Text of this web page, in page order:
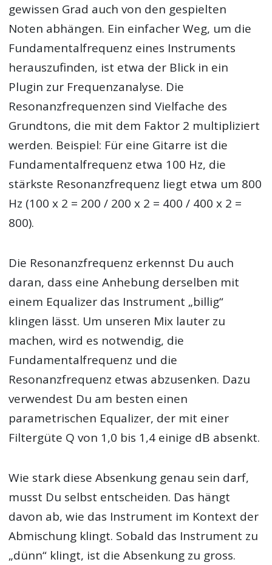
gewissen Grad auch von den gespielten
Noten abhängen. Ein einfacher Weg, um die
Fundamentalfrequenz eines Instruments
herauszufinden, ist etwa der Blick in ein
Plugin zur Frequenzanalyse. Die
Resonanzfrequenzen sind Vielfache des
Grundtons, die mit dem Faktor 2 multipliziert
werden. Beispiel: Für eine Gitarre ist die
Fundamentalfrequenz etwa 100 Hz, die
stärkste Resonanzfrequenz liegt etwa um 800
Hz (100 x 2 = 200 / 200 x 2 = 400 / 400 x 2 =
800).
Die Resonanzfrequenz erkennst Du auch
daran, dass eine Anhebung derselben mit
einem Equalizer das Instrument „billig“
klingen lässt. Um unseren Mix lauter zu
machen, wird es notwendig, die
Fundamentalfrequenz und die
Resonanzfrequenz etwas abzusenken. Dazu
verwendest Du am besten einen
parametrischen Equalizer, der mit einer
Filtergüte Q von 1,0 bis 1,4 einige dB absenkt.
Wie stark diese Absenkung genau sein darf,
musst Du selbst entscheiden. Das hängt
davon ab, wie das Instrument im Kontext der
Abmischung klingt. Sobald das Instrument zu
„dünn“ klingt, ist die Absenkung zu gross.